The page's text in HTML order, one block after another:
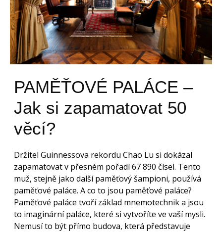
PAMĚŤOVÉ PALÁCE –
Jak si zapamatovat 50
věcí?
Držitel Guinnessova rekordu Chao Lu si dokázal
zapamatovat v přesném pořadí 67 890 čísel. Tento
muž, stejně jako další paměťový šampioni, používá
paměťové paláce. A co to jsou paměťové paláce?
Paměťové paláce tvoří základ mnemotechnik a jsou
to imaginární paláce, které si vytvoříte ve vaší mysli.
Nemusí to být přímo budova, která představuje